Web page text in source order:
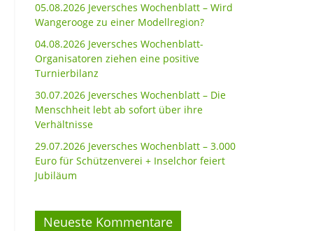
05.08.2026 Jeversches Wochenblatt – Wird
Wangerooge zu einer Modellregion?
04.08.2026 Jeversches Wochenblatt-
Organisatoren ziehen eine positive
Turnierbilanz
30.07.2026 Jeversches Wochenblatt – Die
Menschheit lebt ab sofort über ihre
Verhältnisse
29.07.2026 Jeversches Wochenblatt – 3.000
Euro für Schützenverei + Inselchor feiert
Jubiläum
Neueste Kommentare